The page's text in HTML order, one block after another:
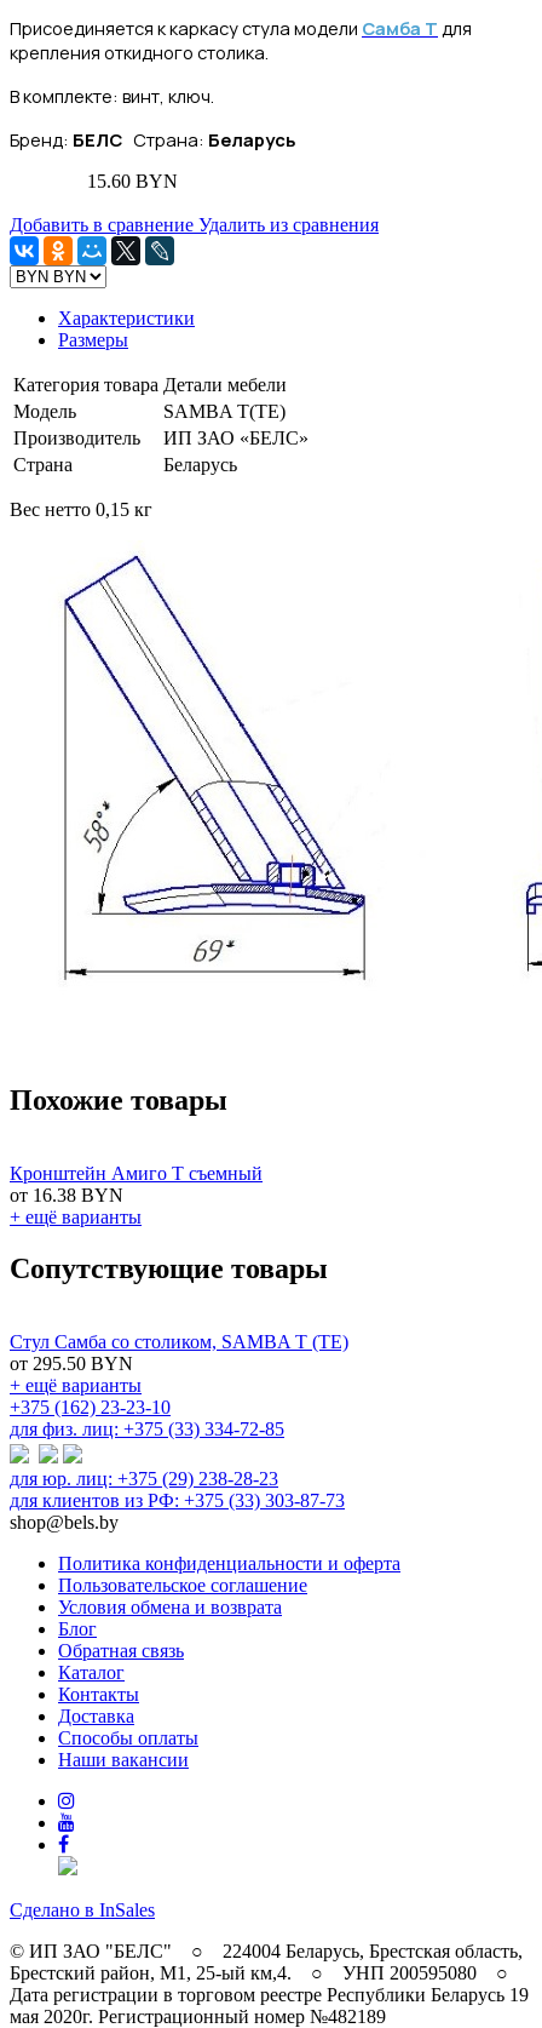
Присоединяется к каркасу стула модели Самба Т для
крепления откидного столика.
В комплекте: винт, ключ.
Бренд: БЕЛС Страна: Беларусь
15.60 BYN
Добавить в сравнение Удалить из сравнения
Характеристики
Размеры
Категория товара Детали мебели
Модель
SAMBA T(TE)
Производитель
ИП ЗАО «БЕЛС»
Страна
Беларусь
Вес нетто 0,15 кг
Похожие товары
Кронштейн Амиго T съемный
от 16.38 BYN
+ ещё варианты
Сопутствующие товары
Стул Самба со столиком, SAMBA T (TE)
от 295.50 BYN
+ ещё варианты
+375 (162) 23-23-10
для физ. лиц: +375 (33) 334-72-85
для юр. лиц: +375 (29) 238-28-23
для клиентов из РФ: +375 (33) 303-87-73
shop@bels.by
Политика конфиденциальности и оферта
Пользовательское соглашение
Условия обмена и возврата
Блог
Обратная связь
Каталог
Контакты
Доставка
Способы оплаты
Наши вакансии
Сделано в InSales
© ИП ЗАО "БЕЛС" ○ 224004 Беларусь, Брестская область,
Брестский район, M1, 25-ый км,4. ○ УНП 200595080 ○
Дата регистрации в торговом реестре Республики Беларусь 19
мая 2020г. Регистрационный номер №482189